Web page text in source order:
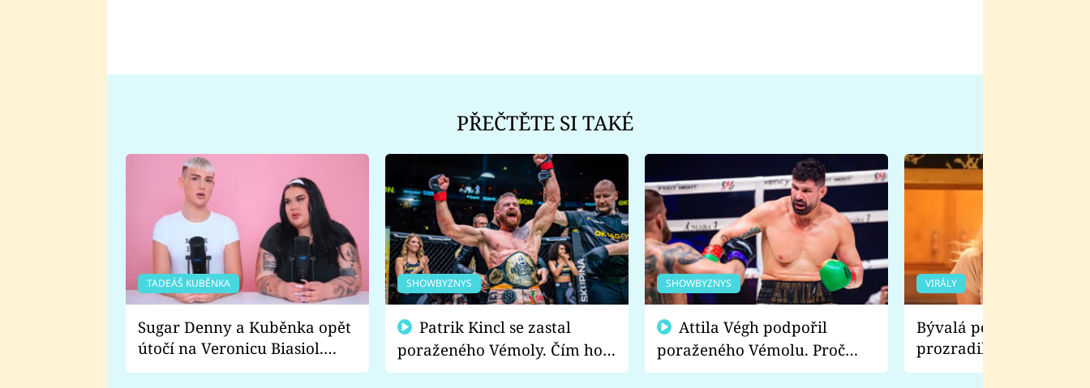
PŘEČTĚTE SI TAKÉ
TADEÁŠ KUBĚNKA
Sugar Denny a Kuběnka opět
útočí na Veronicu Biasiol.
Proč je podle nich falešná a
SHOWBYZNYS
poraženého Vémoly. Čím ho
fanoušci naštvali?
SHOWBYZNYS
poraženého Vémolu. Proč
chce raději zápasit s ním než
VIRÁLY
Bývalá pornoherečka
prozradila, co ji
natáčení Euforie.